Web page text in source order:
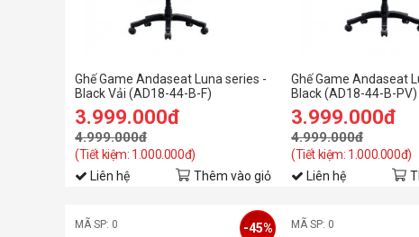
Ghế Game Andaseat Luna series -
Black Vải (AD18-44-B-F)
3.999.000đ
4.999.000đ
(Tiết kiệm: 1.000.000đ)
Liên hệ Thêm vào giỏ
Ghế Game Andaseat
Black (AD18-44-B-PV)
3.999.000đ
4.999.000đ
(Tiết kiệm: 1.000.000đ)
Liên hệ
MÃ SP: 0 -45% MÃ SP: 0